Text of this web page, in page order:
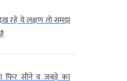
रहे ये लक्षण तो समझ
फिर सीने व जबड़े का